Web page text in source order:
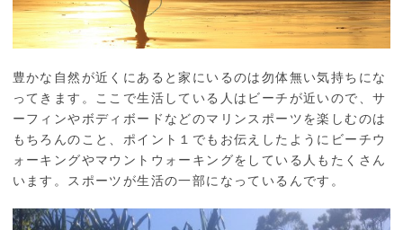
豊かな自然が近くにあると家にいるのは勿体無い気持ちにな
ってきます。ここで生活している人はビーチが近いので、サ
ーフィンやボディボードなどのマリンスポーツを楽しむのは
もちろんのこと、ポイント１でもお伝えしたようにビーチウ
ォーキングやマウントウォーキングをしている人もたくさん
います。スポーツが生活の一部になっているんです。